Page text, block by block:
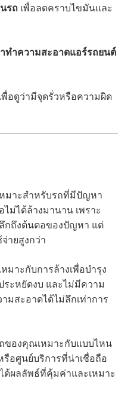
รถ เพื่อลดคราบไขมันและ
ทำความสะอาดแอร์รถยนต์
พื่อดูว่ามีจุดรั่วหรือความผิด
หมาะสำหรับรถที่มีปัญหา
ไม่ได้ล้างมานาน เพราะ
กถึงต้นตอของปัญหา แต่
ายสูงกว่า
หมาะกับการล้างเพื่อบำรุง
ระหยัดงบ และไม่มีความ
มสะอาดได้ไม่ลึกเท่าการ
ของคุณเหมาะกับแบบไหน
อศูนย์บริการที่น่าเชื่อถือ
ผลลัพธ์ที่คุ้มค่าและเหมาะ